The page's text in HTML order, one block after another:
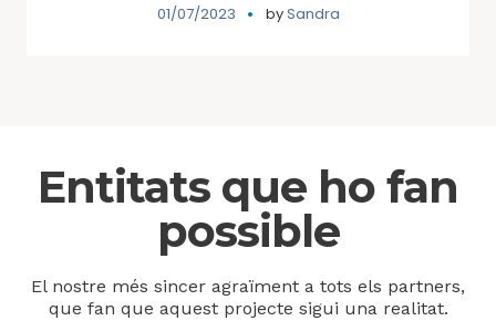
01/07/2023 bySandra
Entitats que ho fan
possible
El nostre més sincer agraïment a tots els partners,
que fan que aquest projecte sigui una realitat.